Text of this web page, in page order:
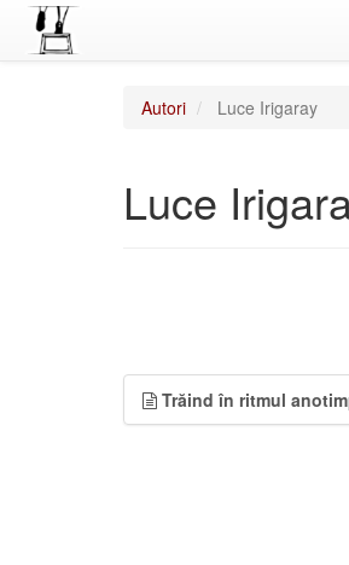
Autori Luce Irigaray
Luce
Trăind în ritmul